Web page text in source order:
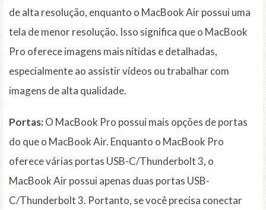
de alta resolução, enquanto o MacBook Air possui uma
tela de menor resolução. Isso significa que o MacBook
Pro oferece imagens mais nítidas e detalhadas,
especialmente ao assistir vídeos ou trabalhar com
imagens de alta qualidade.
Portas:O MacBook Pro possui mais opções de portas
do que o MacBook Air. Enquanto o MacBook Pro
oferece várias portas USB-C/Thunderbolt 3, o
MacBook Air possui apenas duas portas USB-
C/Thunderbolt 3. Portanto, se você precisa conectar